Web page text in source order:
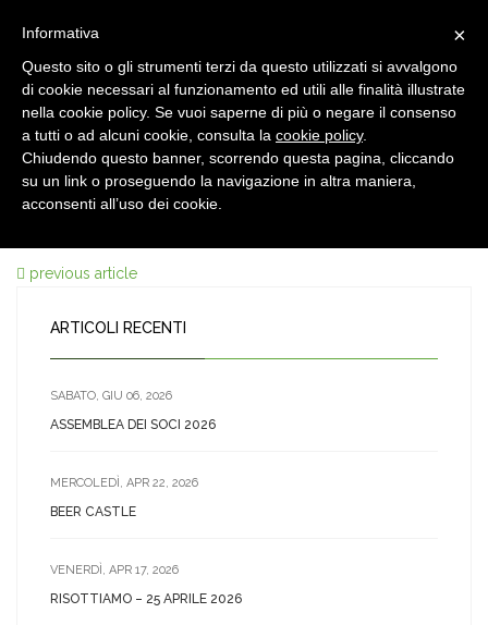
12 OTT, 2016
mrc_009
previous article
ARTICOLI RECENTI
SABATO, GIU 06, 2026
ASSEMBLEA DEI SOCI 2026
MERCOLEDÌ, APR 22, 2026
BEER CASTLE
VENERDÌ, APR 17, 2026
RISOTTIAMO – 25 APRILE 2026
×
Informativa
Questo sito o gli strumenti terzi da questo utilizzati si avvalgono
di cookie necessari al funzionamento ed utili alle finalità illustrate
nella cookie policy. Se vuoi saperne di più o negare il consenso
a tutti o ad alcuni cookie, consulta la cookie policy.
Chiudendo questo banner, scorrendo questa pagina, cliccando
su un link o proseguendo la navigazione in altra maniera,
acconsenti all’uso dei cookie.